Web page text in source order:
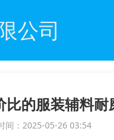
公司
的服装辅料耐
间：2025-05-26 03:54